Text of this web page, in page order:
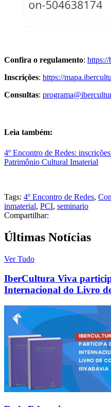
Confira o regulamento:
Inscrições: https://
Consultas:
Leia também:
4º Encontro de Redes:
Patrimônio Cultural Imaterial
Tags: 4º Encontro de Redes,
inmaterial, PCI, seminario
Compartilhar:
Últimas Notícias
Ver Tudo
IberCultura Viva
Internacional do Livro